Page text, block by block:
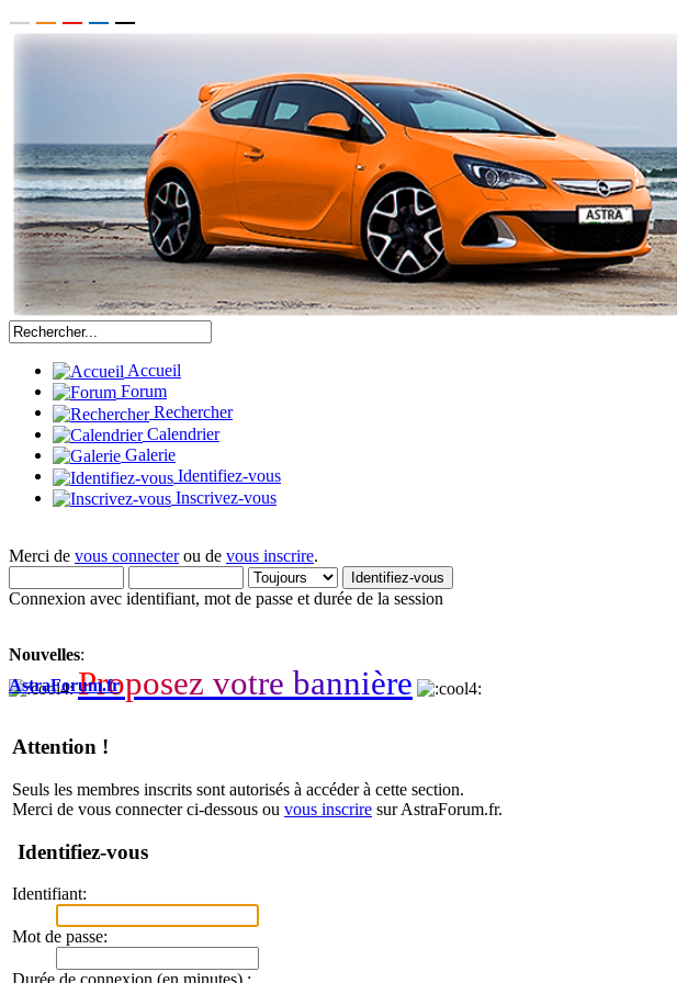
Accueil
Forum
Rechercher
Calendrier
Galerie
Identifiez-vous
Inscrivez-vous
Merci de vous connecterou de vous inscrire.
Connexion avec identifiant, mot de passe et durée de la session
Nouvelles:
Proposez votre bannière
AstraForum.fr
Attention !
Seuls les membres inscrits sont autorisés à accéder à cette section.
Merci de vous connecter ci-dessous ou vous inscrire sur AstraForum.fr.
Identifiez-vous
Identifiant:
Mot de passe: